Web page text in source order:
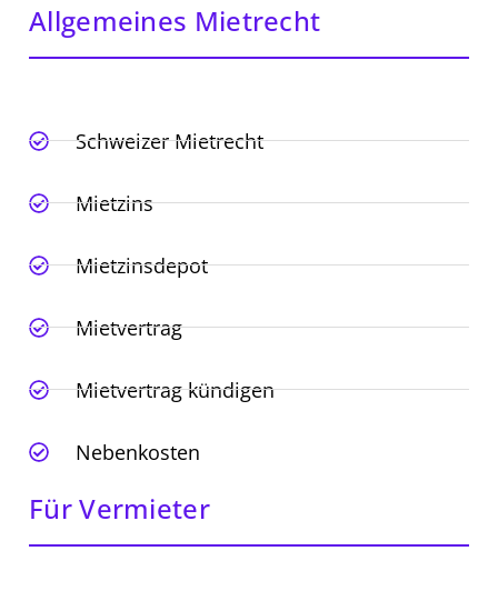
Allgemeines Mietrecht
Schweizer Mietrecht
Mietzins
Mietzinsdepot
Mietvertrag
Mietvertrag kündigen
Nebenkosten
Für Vermieter